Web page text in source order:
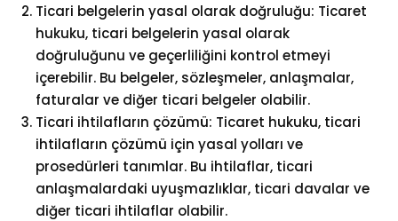
Ticari belgelerin yasal olarak doğruluğu: Ticaret
hukuku, ticari belgelerin yasal olarak
doğruluğunu ve geçerliliğini kontrol etmeyi
içerebilir. Bu belgeler, sözleşmeler, anlaşmalar,
faturalar ve diğer ticari belgeler olabilir.
Ticari ihtilafların çözümü: Ticaret hukuku, ticari
ihtilafların çözümü için yasal yolları ve
prosedürleri tanımlar. Bu ihtilaflar, ticari
anlaşmalardaki uyuşmazlıklar, ticari davalar ve
diğer ticari ihtilaflar olabilir.